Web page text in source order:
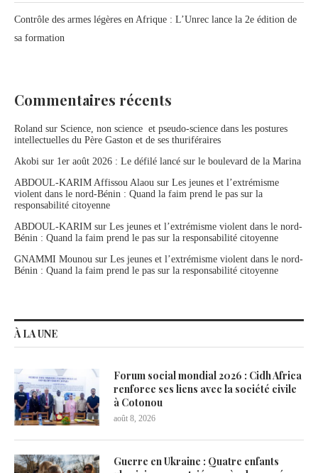
Contrôle des armes légères en Afrique : L’Unrec lance la 2e édition de
sa formation
Commentaires récents
Roland sur Science, non science et pseudo-science dans les postures
intellectuelles du Père Gaston et de ses thuriféraires
Akobi sur 1er août 2026 : Le défilé lancé sur le boulevard de la Marina
ABDOUL-KARIM Affissou Alaou sur Les jeunes et l’extrémisme
violent dans le nord-Bénin : Quand la faim prend le pas sur la
responsabilité citoyenne
ABDOUL-KARIM sur Les jeunes et l’extrémisme violent dans le nord-
Bénin : Quand la faim prend le pas sur la responsabilité citoyenne
GNAMMI Mounou sur Les jeunes et l’extrémisme violent dans le nord-
Bénin : Quand la faim prend le pas sur la responsabilité citoyenne
À LA UNE
Forum social mondial 2026 : Cidh Africa
renforce ses liens avec la société civile
à Cotonou
août 8, 2026
Guerre en Ukraine : Quatre enfants